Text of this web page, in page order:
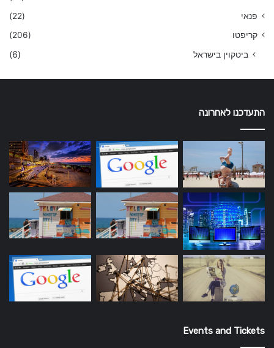
פנאי
(22)
קריפטו
(206)
ביטקוין בישראל (6)
התעדכנו לאחרונה
Events and Tickets